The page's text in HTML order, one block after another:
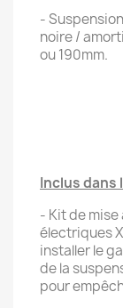
-
noire /
ou 190mm.
Inclus dans
- Kit de
électriques
installer le
de la
pour